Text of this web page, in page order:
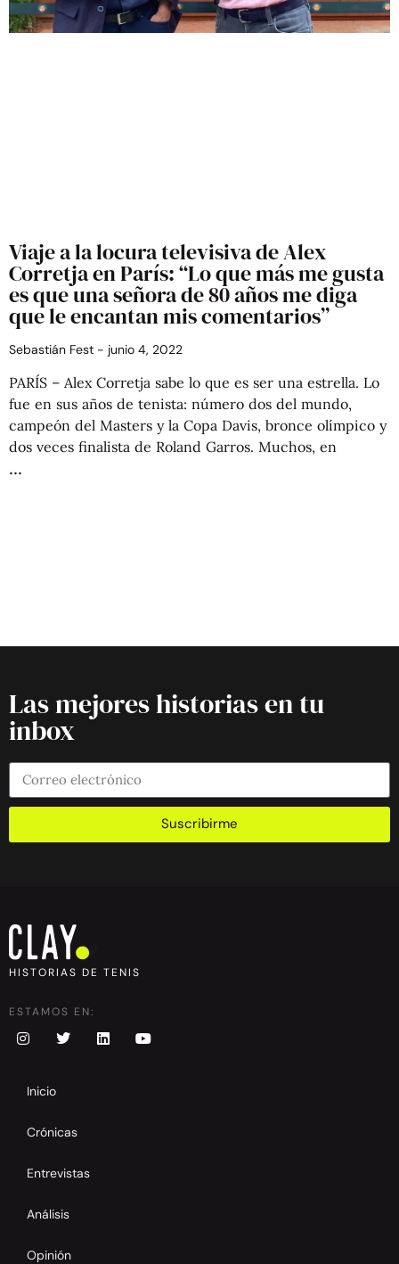
Viaje a la locura televisiva de Alex
Corretja en París: “Lo que más me gusta
es que una señora de 80 años me diga
que le encantan mis comentarios”
Sebastián Fest junio 4, 2022
PARÍS – Alex Corretja sabe lo que es ser una estrella. Lo
fue en sus años de tenista: número dos del mundo,
campeón del Masters y la Copa Davis, bronce olímpico y
dos veces finalista de Roland Garros. Muchos, en
Las mejores historias en tu
inbox
Suscribirme
HISTORIAS DE TENIS
ESTAMOS EN:
Inicio
Crónicas
Entrevistas
Análisis
Opinión